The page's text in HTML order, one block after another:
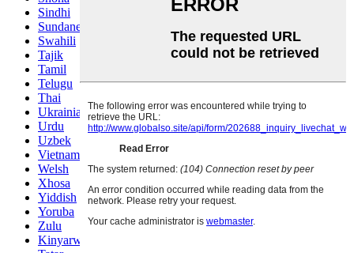
Sindhi
Sundanese
Swahili
Tajik
Tamil
Telugu
Thai
Ukrainian
Urdu
Uzbek
Vietnamese
Welsh
Xhosa
Yiddish
Yoruba
Zulu
Kinyarwanda